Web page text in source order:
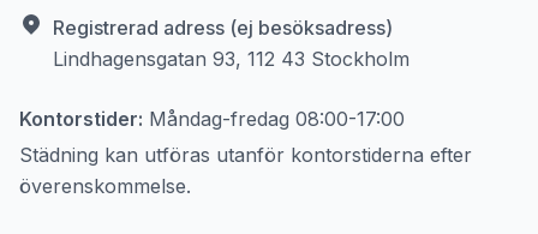
Registrerad adress (ej besöksadress)
Lindhagensgatan 93, 112 43 Stockholm
Kontorstider: Måndag-fredag 08:00-17:00
Städning kan utföras utanför kontorstiderna efter
överenskommelse.